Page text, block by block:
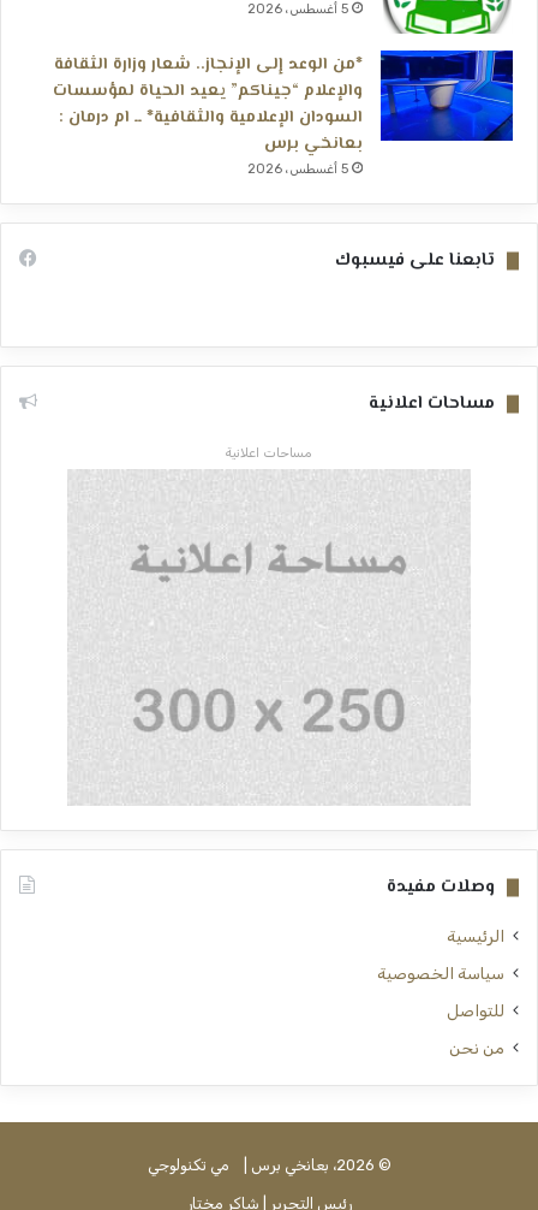
5 أغسطس، 2026
*من الوعد إلى الإنجاز.. شعار وزارة الثقافة
والإعلام “جيناكم” يعيد الحياة لمؤسسات
السودان الإعلامية والثقافية* ــ ام درمان :
بعانخي برس
5 أغسطس، 2026
تابعنا على فيسبوك
مساحات اعلانية
مساحات اعلانية
وصلات مفيدة
الرئيسية
سياسة الخصوصية
للتواصل
من نحن
© 2026، بعانخي برس | مي تكنولوجي
رئيس التحرير | شاكر مختار